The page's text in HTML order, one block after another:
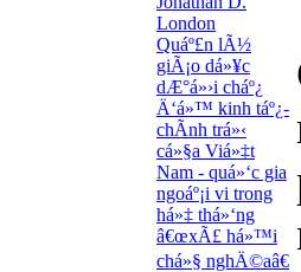
London
Quáº£n lÃ½
giÃ¡o dá»¥c
dÆ°á»›i cháº¿
Ä‘á»™ kinh táº¿-
chÃ­nh trá»‹
cá»§a Viá»‡t
Nam - quá»‘c gia
ngoáº¡i vi trong
há»‡ thá»‘ng
â€œxÃ£ há»™i
chá»§ nghÄ©aâ€